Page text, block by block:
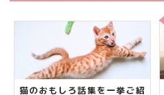
猫のおもしろ話集を一挙ご紹